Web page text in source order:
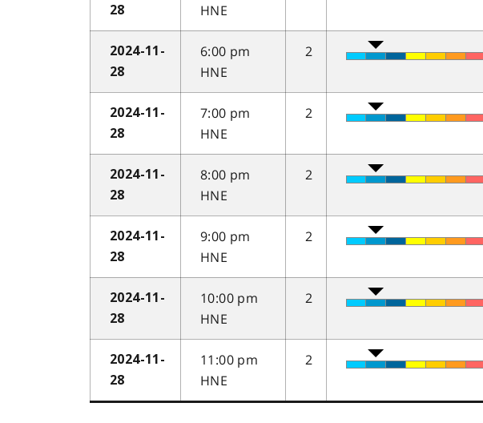
28
HNE
2024-11-
28
6:00 pm
HNE
2
2024-11-
28
7:00 pm
HNE
2
2024-11-
28
8:00 pm
HNE
2
2024-11-
28
9:00 pm
HNE
2
2024-11-
28
10:00 pm
HNE
2
2024-11-
28
11:00 pm
HNE
2